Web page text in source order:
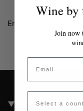
Token
Entre em contato
Coravin
Wine by
Join now
Email
Country